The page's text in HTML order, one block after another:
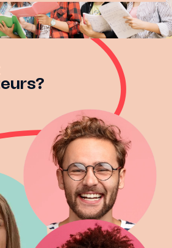
8.6 de 10
dans l'ensemble, ceux auxquels je
ils m'ont apporté de nombreux
pas pris en compte auparavant,
que je n'avais pas pris en compte à
Cela confirme que j'ai fait les bons
car je commence une nouvelle
à améliorer mes faiblesses.
9.7 de 10